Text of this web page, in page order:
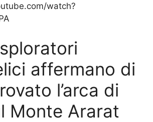
watch?
affermano di
l’arca di
Monte Ararat